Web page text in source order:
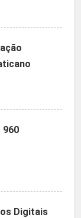
960
Digitais